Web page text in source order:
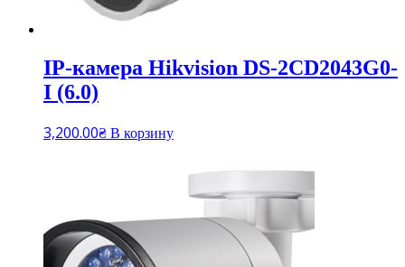
IP-камера Hikvision DS-2CD2043G0-
I (6.0)
3,200.00₴ В корзину